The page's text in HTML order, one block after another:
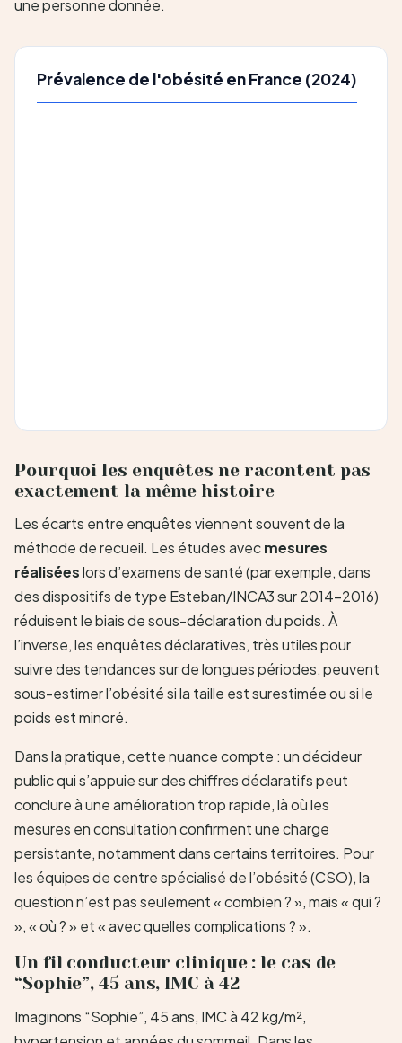
une personne donnée.
Prévalence de l'obésité en France (2024)
Pourquoi les enquêtes ne racontent pas
exactement la même histoire
Les écarts entre enquêtes viennent souvent de la
méthode de recueil. Les études avecmesures
réaliséeslors d’examens de santé (par exemple, dans
des dispositifs de type Esteban/INCA3 sur 2014-2016)
réduisent le biais de sous-déclaration du poids. À
l’inverse, les enquêtes déclaratives, très utiles pour
suivre des tendances sur de longues périodes, peuvent
sous-estimer l’obésité si la taille est surestimée ou si le
poids est minoré.
Dans la pratique, cette nuance compte : un décideur
public qui s’appuie sur des chiffres déclaratifs peut
conclure à une amélioration trop rapide, là où les
mesures en consultation confirment une charge
persistante, notamment dans certains territoires. Pour
les équipes de centre spécialisé de l’obésité (CSO), la
question n’est pas seulement « combien ? », mais « qui ?
», « où ? » et « avec quelles complications ? ».
Un fil conducteur clinique : le cas de
“Sophie”, 45 ans, IMC à 42
Imaginons “Sophie”, 45 ans, IMC à 42 kg/m²,